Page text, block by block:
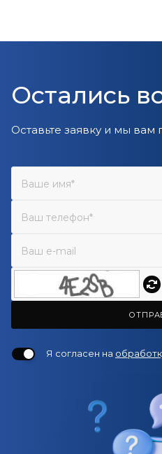
Остались
Оставьте заявку и мы вам
Я согласен на